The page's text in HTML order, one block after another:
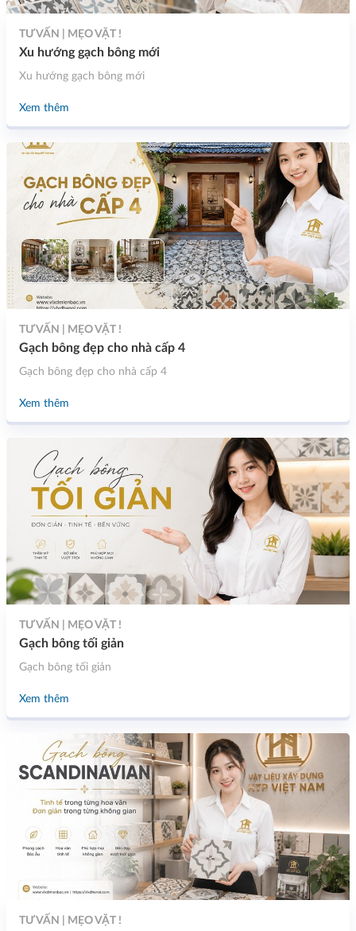
TƯ VẤN | MẸO VẶT !
Xu hướng gạch bông mới
Xu hướng gạch bông mới
Xem thêm
TƯ VẤN | MẸO VẶT !
Gạch bông đẹp cho nhà cấp 4
Gạch bông đẹp cho nhà cấp 4
Xem thêm
TƯ VẤN | MẸO VẶT !
Gạch bông tối giản
Gạch bông tối giản
Xem thêm
TƯ VẤN | MẸO VẶT !